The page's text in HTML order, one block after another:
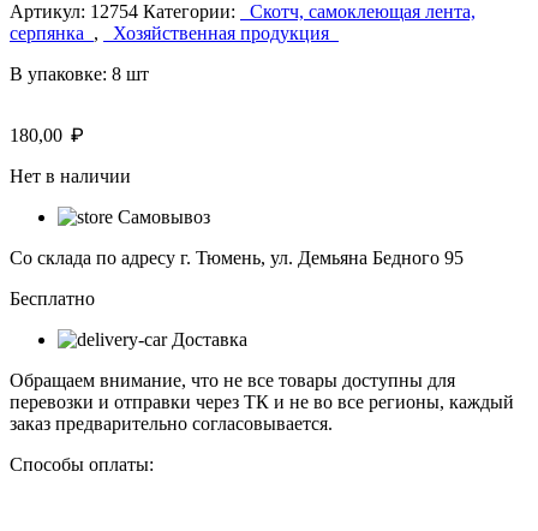
Артикул: 12754 Категории:
Скотч, самоклеющая лента,
серпянка ,
Хозяйственная продукция
В упаковке: 8 шт
180,00 ₽
Нет в наличии
Самовывоз
Со склада по адресу г. Тюмень, ул. Демьяна Бедного 95
Бесплатно
Доставка
Обращаем внимание, что не все товары доступны для
перевозки и отправки через ТК и не во все регионы, каждый
заказ предварительно согласовывается.
Способы оплаты: